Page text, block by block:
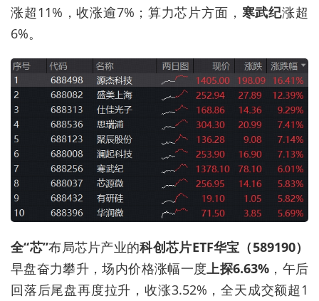
涨超11%，收涨逾7%；算力芯片方面， 寒武纪涨超
6%。
全“芯”布局芯片产业的科创芯片ETF华宝（589190）
早盘奋力攀升，场内价格涨幅一度 上探6.63%，午后
回落后尾盘再度拉升，收涨3.52%，全天成交额超1